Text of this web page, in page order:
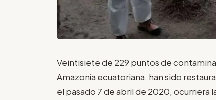
Veintisiete de 229 puntos de
Amazonía ecuatoriana, han sido
el pasado 7 de abril de 2020, ocurriera